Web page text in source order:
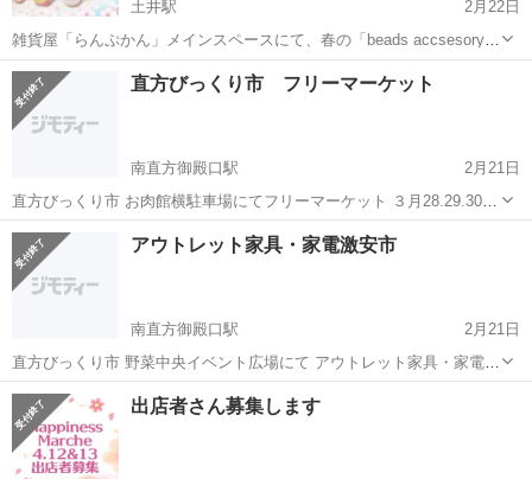
土井駅
2月22日
雑貨屋「らんぷかん」メインスペースにて、春の「beads accsesory
雫」展を開催♪ 天然石やとんぼ玉など、様々なビーズを使用したアク
セサリーを展示・販売いたします。 春らしい桜色や明るいグリーン、
通年で活躍...
福岡 福岡市 土井駅 展示会 雑貨屋
直方びっくり市 フリーマーケット
南直方御殿口駅
2月21日
直方びっくり市 お肉館横駐車場にてフリーマーケット ３月28.29.30日
開催致します 開催時間は9時〜16時30分 出店者無料駐車場あり
福岡 南直方御殿口駅 展示会 駐車場
アウトレット家具・家電激安市
南直方御殿口駅
2月21日
直方びっくり市 野菜中央イベント広場にて アウトレット家具・家電激
安市を 開催致します 是非ご来場お待ちしてます
福岡 南直方御殿口駅 展示会
出店者さん募集します